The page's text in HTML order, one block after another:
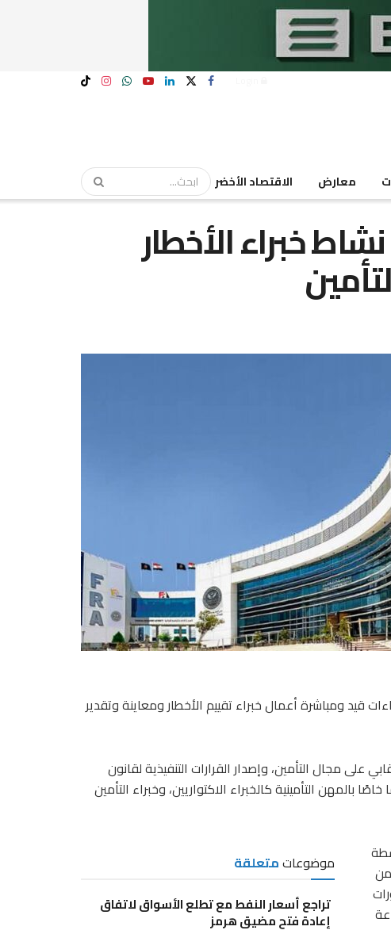
معارض الاقتصاد الأخضر
خبراء الأخطار
قيد ومباشرة أعمال خبراء تقييم الأخطار ومعاينة وتقدير
على مجال التأمين، وإصدار القرارات التنفيذية لقانون
والذي أولى اهتمامًا خاصًا بالمهن التأمينية كالخبراء الاكتواريين، وخبراء التأمين
موضوعاتمتعلقة
تراجع أسعار النفط مع تطلع الأسواق لاتفاق
إعادة فتح مضيق هرمز